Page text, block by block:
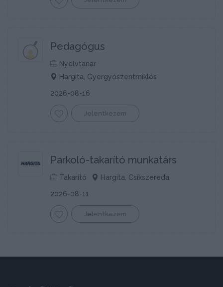
Pedagógus
Nyelvtanár
Hargita, Gyergyószentmiklós
2026-08-16
Jelentkezem
Parkoló-takarító munkatárs
Takarító Hargita, Csíkszereda
2026-08-11
Jelentkezem